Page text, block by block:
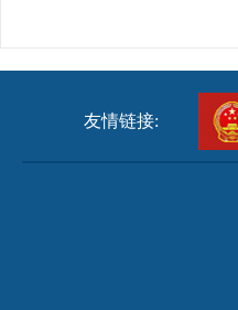
友情链接: